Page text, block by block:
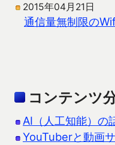
2015年04月21日
通信量無制限の
コンテンツ
AI（人工知能）の
YouTuberと動画